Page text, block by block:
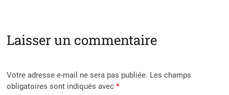
Laisser un commentaire
Votre adresse e-mail ne sera pas publiée. Les champs
obligatoires sont indiqués avec*